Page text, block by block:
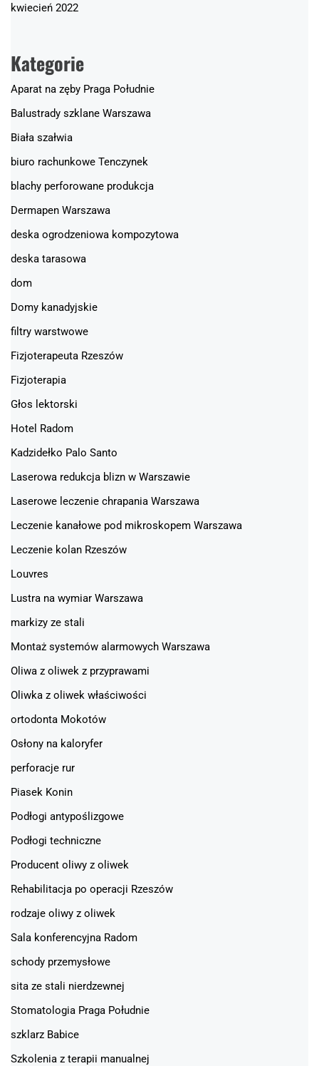
kwiecień 2022
Kategorie
Aparat na zęby Praga Południe
Balustrady szklane Warszawa
Biała szałwia
biuro rachunkowe Tenczynek
blachy perforowane produkcja
Dermapen Warszawa
deska ogrodzeniowa kompozytowa
deska tarasowa
dom
Domy kanadyjskie
filtry warstwowe
Fizjoterapeuta Rzeszów
Fizjoterapia
Głos lektorski
Hotel Radom
Kadzidełko Palo Santo
Laserowa redukcja blizn w Warszawie
Laserowe leczenie chrapania Warszawa
Leczenie kanałowe pod mikroskopem Warszawa
Leczenie kolan Rzeszów
Louvres
Lustra na wymiar Warszawa
markizy ze stali
Montaż systemów alarmowych Warszawa
Oliwa z oliwek z przyprawami
Oliwka z oliwek właściwości
ortodonta Mokotów
Osłony na kaloryfer
perforacje rur
Piasek Konin
Podłogi antypoślizgowe
Podłogi techniczne
Producent oliwy z oliwek
Rehabilitacja po operacji Rzeszów
rodzaje oliwy z oliwek
Sala konferencyjna Radom
schody przemysłowe
sita ze stali nierdzewnej
Stomatologia Praga Południe
szklarz Babice
Szkolenia z terapii manualnej